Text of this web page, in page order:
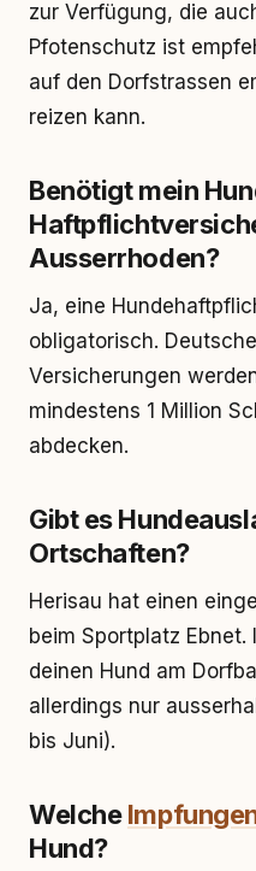
zur Verfügung, die
Pfotenschutz ist
auf den Dorfstrassen
reizen kann.
Benötigt mein
Ausserrhoden?
Ja, eine
obligatorisch.
Versicherungen
mindestens 1 Million
abdecken.
Gibt es
Ortschaften?
Herisau hat einen
beim Sportplatz
deinen Hund am
allerdings nur
bis Juni).
Welche
Hund?